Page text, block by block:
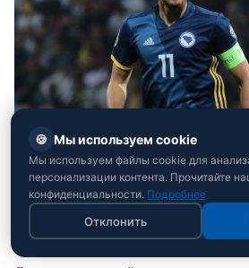
Эдин Джеко (фото:
футбола)
🍪 Мы используем cookie
Мы используем файлы cookie для
персонализации контента. Прочитайте
конфиденциальности. Подробнее
Отклонить